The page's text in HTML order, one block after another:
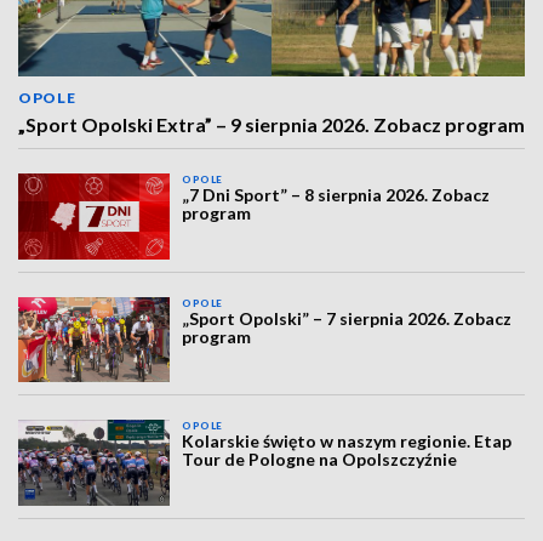
OPOLE
„Sport Opolski Extra” – 9 sierpnia 2026. Zobacz program
OPOLE
„7 Dni Sport” – 8 sierpnia 2026. Zobacz
program
OPOLE
„Sport Opolski” – 7 sierpnia 2026. Zobacz
program
OPOLE
Kolarskie święto w naszym regionie. Etap
Tour de Pologne na Opolszczyźnie